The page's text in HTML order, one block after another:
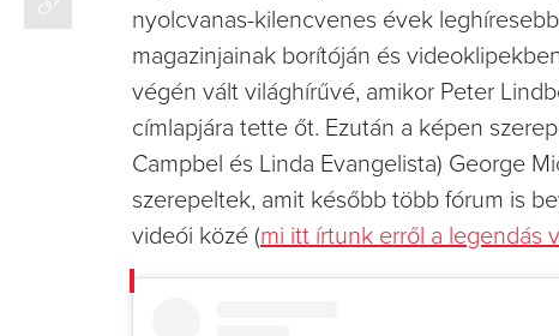
nyolcvanas-kilencvenes évek
magazinjainak borítóján és
végén vált világhírűvé, amikor Peter
címlapjára tette őt. Ezután a képen
Campbel és Linda Evangelista) George
szerepeltek, amit később több fórum is
videói közé (mi itt írtunk erről a legendás